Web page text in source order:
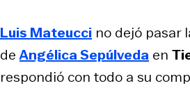
Luis Mateucci no dejó pasar
deAngélica Sepúlveda en
respondió con todo a su